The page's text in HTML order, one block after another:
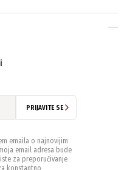
PRIJAVITE SE
emaila o najnovijim
email adresa bude
za preporučivanje
konstantno